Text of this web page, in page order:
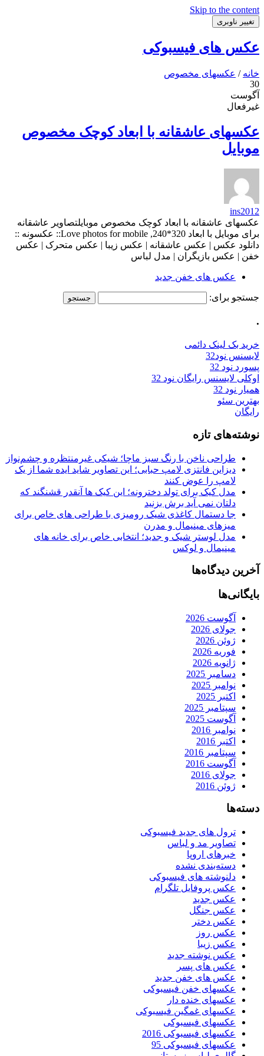
Skip to the content
تغییر ناوبری
عکس های فیسبوکی
خانه / عکسهای مخصوص
30
آگوست
غیرفعال
عکسهای عاشقانه با ابعاد کوچک مخصوص
موبایل
ins2012
عکسهای عاشقانه با ابعاد کوچک مخصوص موبایلتصاویر عاشقانه
برای موبایل با ابعاد 320*240, Love photos for mobile:: عکسونه ::
دانلود عکس | عکس عاشقانه | عکس زیبا | عکس متحرک | عکس
خفن | عکس بازیگران | مدل لباس
عکس های خفن جدید
جستجو برای:
.
خرید بک لینک دائمی
لایسنس نود32
پسورد نود 32
اوکلی لایسنس رایگان نود 32
همیار نود 32
بهترین سئو
رایگان
نوشته‌های تازه
طراحی ناخن با رنگ سبز ماچا؛ شیکی غیرمنتظره و چشم‌نواز
دیزاین فانتزی لامپ حبابی؛ این تصاویر شاید ایده شما از یک
لامپ را عوض کنند
مدل کیک برای تولد دخترونه؛ این کیک ها آنقدر قشنگند که
دلتان نمی آید برش بزنید
جا دستمال کاغذی شیک رومیزی با طراحی های خاص برای
میزهای مینیمال و مدرن
مدل لوستر شیک و جدید؛ انتخابی خاص برای خانه های
مینیمال و لوکس
آخرین دیدگاه‌ها
بایگانی‌ها
آگوست 2026
جولای 2026
ژوئن 2026
فوریه 2026
ژانویه 2026
دسامبر 2025
نوامبر 2025
اکتبر 2025
سپتامبر 2025
آگوست 2025
نوامبر 2016
اکتبر 2016
سپتامبر 2016
آگوست 2016
جولای 2016
ژوئن 2016
دسته‌ها
ترول های جدید فیسبوکی
تصاویر مد و لباس
خبرهای اروپا
دسته‌بندی نشده
دلنوشته های فیسبوکی
عکس پروفایل تلگرام
عکس جدید
عکس جنگل
عکس دختر
عکس روز
عکس زیبا
عکس نوشته جدید
عکس های پسر
عکس های خفن جدید
عکسهای خفن فیسبوکی
عکسهای خنده دار
عکسهای غمگین فیسبوکی
عکسهای فیسبوکی
عکسهای فیسبوکی 2016
عکسهای فیسبوکی 95